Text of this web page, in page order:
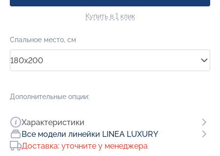
Купить в 1 клик
Спальное место, см
180x200
Дополнительные опции:
Характеристики
Все модели линейки LINEA LUXURY
Доставка: уточните у менеджера